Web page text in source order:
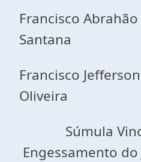
Francisco
Santana
Francisco
Oliveira
Súmula
Engessamento do